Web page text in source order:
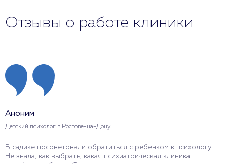
Отзывы о работе клиники
Аноним
Детский психолог в Ростове-на-Дону
В садике посоветовали обратиться с ребенком к психологу.
Не знала, как выбрать, какая психиатрическая клиника